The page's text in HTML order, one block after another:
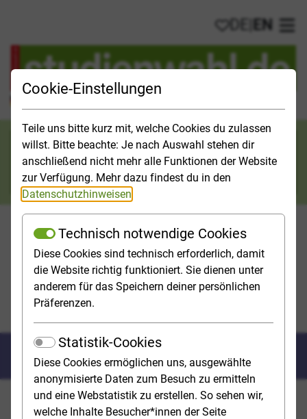
Cookie-Einstellungen
Teile uns bitte kurz mit, welche Cookies du zulassen
willst. Bitte beachte: Je nach Auswahl stehen dir
anschließend nicht mehr alle Funktionen der Website
zur Verfügung. Mehr dazu findest du in den
Datenschutzhinweisen
Technisch notwendige Cookies
Diese Cookies sind technisch erforderlich, damit
die Website richtig funktioniert. Sie dienen unter
anderem für das Speichern deiner persönlichen
Präferenzen.
Statistik-Cookies
Diese Cookies ermöglichen uns, ausgewählte
anonymisierte Daten zum Besuch zu ermitteln
und eine Webstatistik zu erstellen. So sehen wir,
welche Inhalte Besucher*innen der Seite
My favorites
DE EN
Search category
Studies & Universities Study Opportunities
Homepage[Translate to English:] Top-Themen
Auszeit vor dem Studium
Viele Abiturient*innen wollen nach dem Schulabschluss